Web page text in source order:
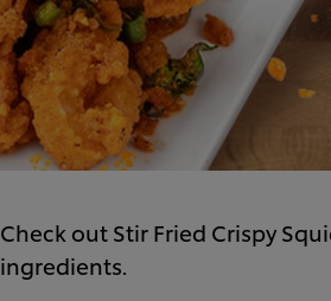
Check out Stir Fried Crispy
ingredients.